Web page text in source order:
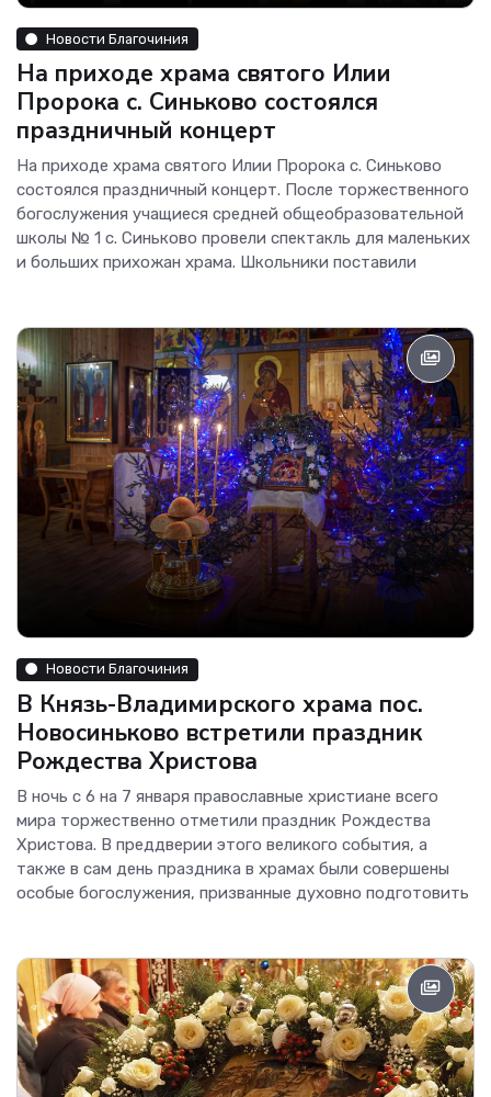
Новости Благочиния
На приходе храма святого Илии
Пророка с. Синьково состоялся
праздничный концерт
На приходе храма святого Илии Пророка с. Синьково
состоялся праздничный концерт. После торжественного
богослужения учащиеся средней общеобразовательной
школы № 1 с. Синьково провели спектакль для маленьких
и больших прихожан храма. Школьники поставили
Новости Благочиния
В Князь-Владимирского храма пос.
Новосиньково встретили праздник
Рождества Христова
В ночь с 6 на 7 января православные христиане всего
мира торжественно отметили праздник Рождества
Христова. В преддверии этого великого события, а
также в сам день праздника в храмах были совершены
особые богослужения, призванные духовно подготовить